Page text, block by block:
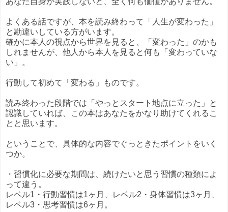
よくある話ですが、本を読み終わって「人生が変わった」
と勘違いしている方がいます。
確かに本人の視点から世界を見ると、「変わった」のかも
しれませんが、他人から本人を見ると何も「変わっていな
い」。
行動して初めて「変わる」ものです。
読み終わった段階では「やっとスタート地点に立った」と
認識していれば、この本はあなたをかなり助けてくれるこ
とと思います。
ということで、具体的な内容でぐっときたポイントをいく
つか。
・習慣化に必要な期間は、続けたいと思う習慣の種類によ
って違う。
レベル1・行動習慣は1ヶ月、レベル2・身体習慣は3ヶ月、
レベル3・思考習慣は6ヶ月。